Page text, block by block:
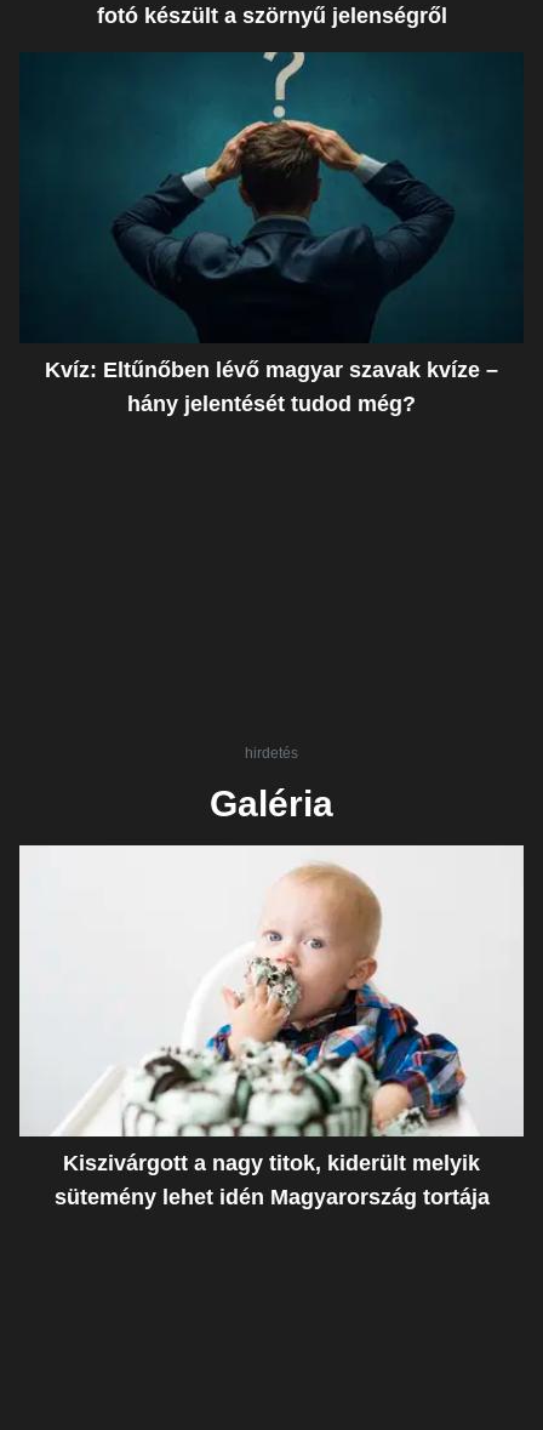
fotó készült a szörnyű jelenségről
Kvíz: Eltűnőben lévő magyar szavak kvíze –
hány jelentését tudod még?
hirdetés
Galéria
Kiszivárgott a nagy titok, kiderült melyik
sütemény lehet idén Magyarország tortája